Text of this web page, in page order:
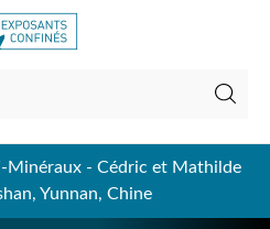
Minéraux - Cédric et Mathilde
Yunnan, Chine